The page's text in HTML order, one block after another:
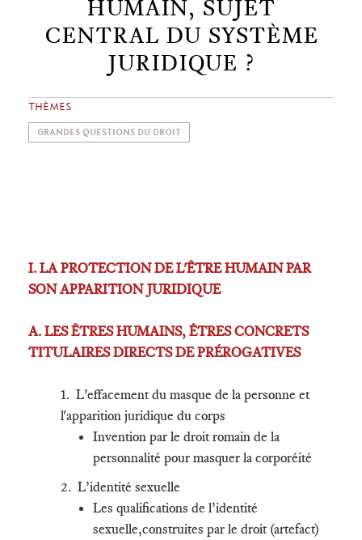
HUMAIN, SUJET
CENTRAL DU SYSTÈME
JURIDIQUE ?
THÈMES
GRANDES QUESTIONS DU DROIT
I. LA PROTECTION DE L'ÊTRE HUMAIN PAR
SON APPARITION JURIDIQUE
A. LES ÊTRES HUMAINS, ÊTRES CONCRETS
TITULAIRES DIRECTS DE PRÉROGATIVES
1. L’effacement du masque de la personne et
l'apparition juridique du corps
Invention par le droit romain de la
personnalité pour masquer la corporéité
2. L’identité sexuelle
Les qualifications de l’identité
sexuelle,construites par le droit (artefact)